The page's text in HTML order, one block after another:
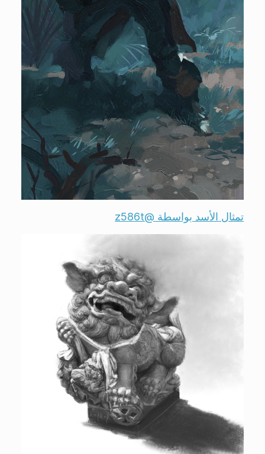
تمثال الأسد بواسطة @z586t